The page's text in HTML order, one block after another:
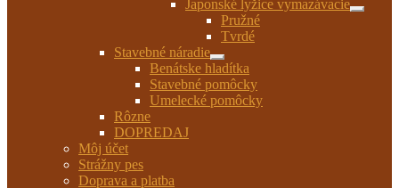
menu
Japonské lyžice vymazávacie
Rozbaliť
Pružné
Tvrdé
Stavebné náradie
Rozbaliť
podradené
menu
Benátske hladítka
Stavebné pomôcky
Umelecké pomôcky
Rôzne
DOPREDAJ
Môj účet
Strážny pes
Doprava a platba